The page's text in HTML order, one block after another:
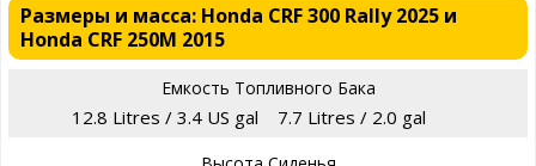
Размеры и масса: Honda CRF 300 Rally 2025 и
Honda CRF 250M 2015
Емкость Топливного Бака
12.8 Litres / 3.4 US gal 7.7 Litres / 2.0 gal